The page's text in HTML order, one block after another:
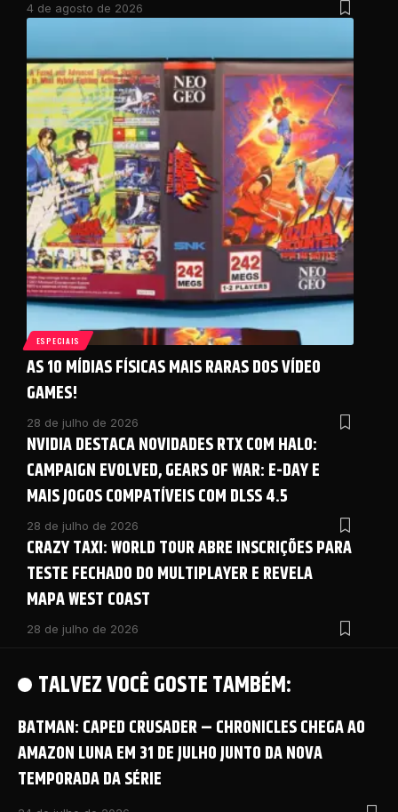
4 de agosto de 2026
ESPECIAIS
AS 10 MÍDIAS FÍSICAS MAIS RARAS DOS VÍDEO
GAMES!
28 de julho de 2026
NVIDIA DESTACA NOVIDADES RTX COM HALO:
CAMPAIGN EVOLVED, GEARS OF WAR: E-DAY E
MAIS JOGOS COMPATÍVEIS COM DLSS 4.5
28 de julho de 2026
CRAZY TAXI: WORLD TOUR ABRE INSCRIÇÕES PARA
TESTE FECHADO DO MULTIPLAYER E REVELA
MAPA WEST COAST
28 de julho de 2026
TALVEZ VOCÊ GOSTE TAMBÉM:
BATMAN: CAPED CRUSADER – CHRONICLES CHEGA AO
AMAZON LUNA EM 31 DE JULHO JUNTO DA NOVA
TEMPORADA DA SÉRIE